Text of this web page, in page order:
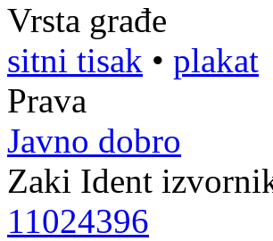
Vrsta građe
sitni tisak • plakat
Prava
Javno dobro
Zaki Ident
11024396